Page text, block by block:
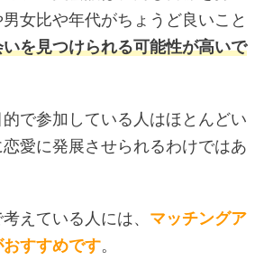
女比や年代がちょうど良いこと
を見つけられる可能性が高いで
で参加している人はほとんどい
愛に発展させられるわけではあ
えている人には、 マッチングア
すすめです。